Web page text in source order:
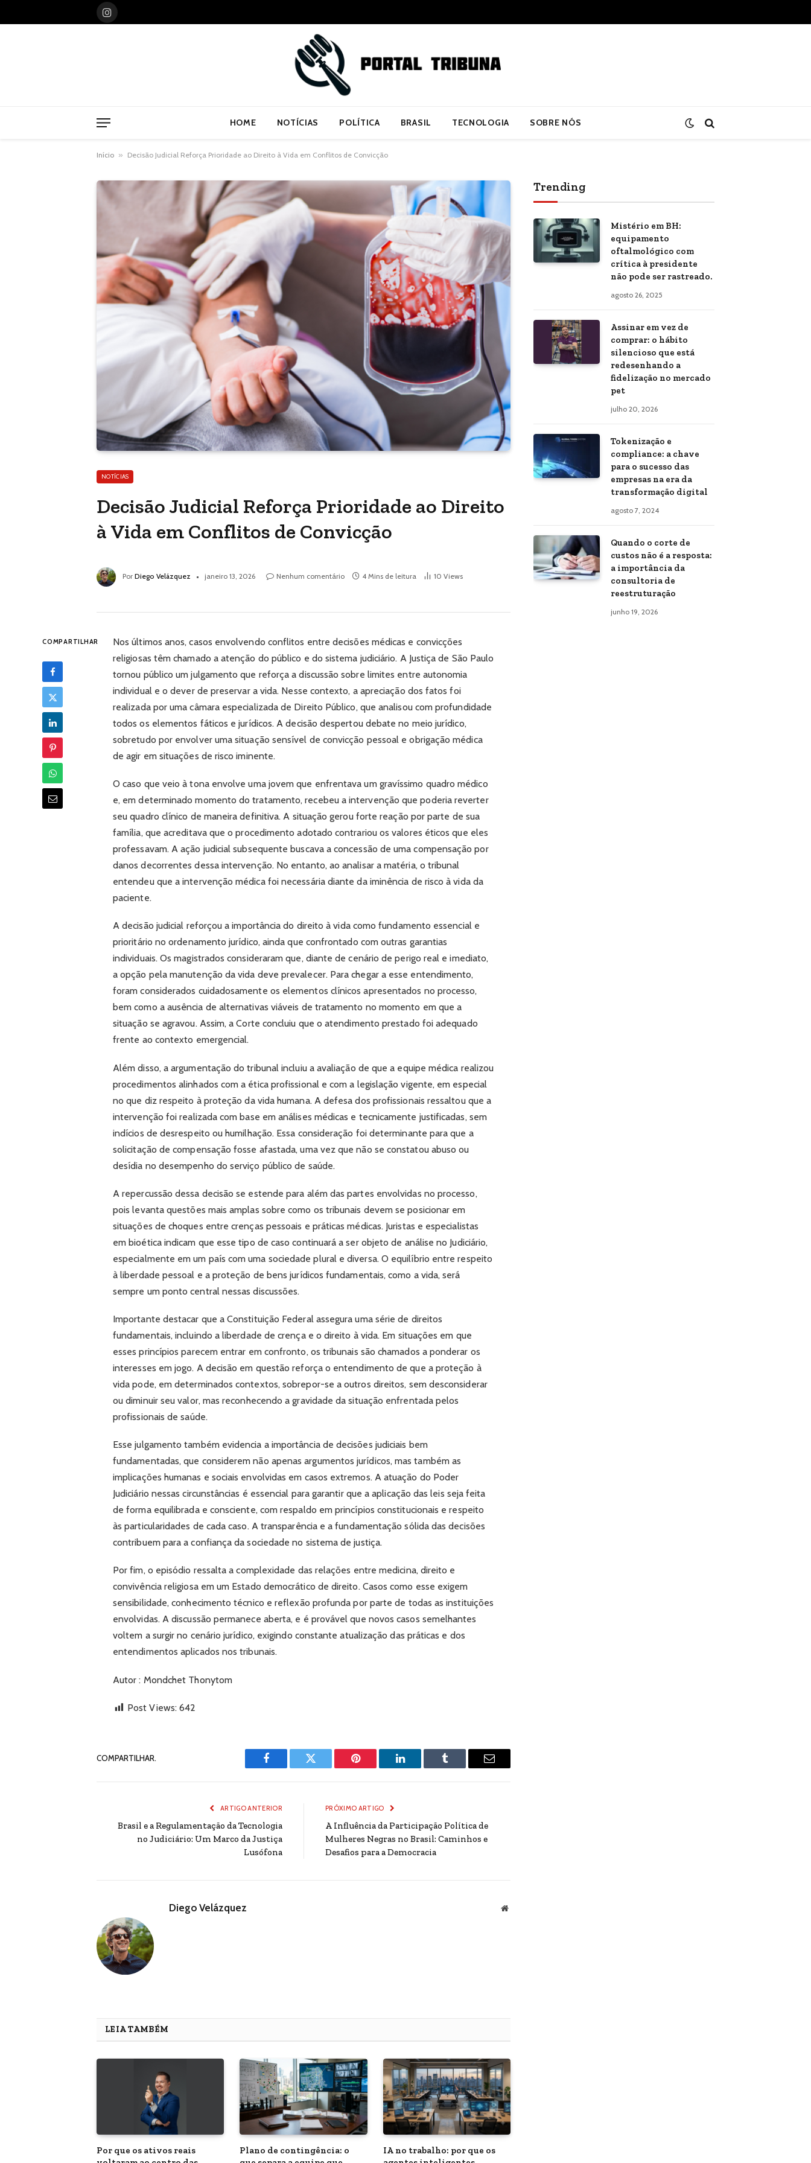
Instagram
HOME NOTÍCIAS POLÍTICA BRASIL TECNOLOGIA SOBRE NÓS
Início » Decisão Judicial Reforça Prioridade ao Direito à Vida em Conflitos de Convicção
NOTÍCIAS
Decisão Judicial Reforça Prioridade ao Direito
à Vida em Conflitos de Convicção
Por Diego Velázquez janeiro 13, 2026 Nenhum comentário 4 Mins de leitura 10 Views
COMPARTILHAR
Nos últimos anos, casos envolvendo conflitos entre decisões médicas e convicções
religiosas têm chamado a atenção do público e do sistema judiciário. A Justiça de São Paulo
tornou público um julgamento que reforça a discussão sobre limites entre autonomia
individual e o dever de preservar a vida. Nesse contexto, a apreciação dos fatos foi
realizada por uma câmara especializada de Direito Público, que analisou com profundidade
todos os elementos fáticos e jurídicos. A decisão despertou debate no meio jurídico,
sobretudo por envolver uma situação sensível de convicção pessoal e obrigação médica
de agir em situações de risco iminente.
O caso que veio à tona envolve uma jovem que enfrentava um gravíssimo quadro médico
e, em determinado momento do tratamento, recebeu a intervenção que poderia reverter
seu quadro clínico de maneira definitiva. A situação gerou forte reação por parte de sua
família, que acreditava que o procedimento adotado contrariou os valores éticos que eles
professavam. A ação judicial subsequente buscava a concessão de uma compensação por
danos decorrentes dessa intervenção. No entanto, ao analisar a matéria, o tribunal
entendeu que a intervenção médica foi necessária diante da iminência de risco à vida da
paciente.
A decisão judicial reforçou a importância do direito à vida como fundamento essencial e
prioritário no ordenamento jurídico, ainda que confrontado com outras garantias
individuais. Os magistrados consideraram que, diante de cenário de perigo real e imediato,
a opção pela manutenção da vida deve prevalecer. Para chegar a esse entendimento,
foram considerados cuidadosamente os elementos clínicos apresentados no processo,
bem como a ausência de alternativas viáveis de tratamento no momento em que a
situação se agravou. Assim, a Corte concluiu que o atendimento prestado foi adequado
frente ao contexto emergencial.
Além disso, a argumentação do tribunal incluiu a avaliação de que a equipe médica realizou
procedimentos alinhados com a ética profissional e com a legislação vigente, em especial
no que diz respeito à proteção da vida humana. A defesa dos profissionais ressaltou que a
intervenção foi realizada com base em análises médicas e tecnicamente justificadas, sem
indícios de desrespeito ou humilhação. Essa consideração foi determinante para que a
solicitação de compensação fosse afastada, uma vez que não se constatou abuso ou
desídia no desempenho do serviço público de saúde.
A repercussão dessa decisão se estende para além das partes envolvidas no processo,
pois levanta questões mais amplas sobre como os tribunais devem se posicionar em
situações de choques entre crenças pessoais e práticas médicas. Juristas e especialistas
em bioética indicam que esse tipo de caso continuará a ser objeto de análise no Judiciário,
especialmente em um país com uma sociedade plural e diversa. O equilíbrio entre respeito
à liberdade pessoal e a proteção de bens jurídicos fundamentais, como a vida, será
sempre um ponto central nessas discussões.
Importante destacar que a Constituição Federal assegura uma série de direitos
fundamentais, incluindo a liberdade de crença e o direito à vida. Em situações em que
esses princípios parecem entrar em confronto, os tribunais são chamados a ponderar os
interesses em jogo. A decisão em questão reforça o entendimento de que a proteção à
vida pode, em determinados contextos, sobrepor-se a outros direitos, sem desconsiderar
ou diminuir seu valor, mas reconhecendo a gravidade da situação enfrentada pelos
profissionais de saúde.
Esse julgamento também evidencia a importância de decisões judiciais bem
fundamentadas, que considerem não apenas argumentos jurídicos, mas também as
implicações humanas e sociais envolvidas em casos extremos. A atuação do Poder
Judiciário nessas circunstâncias é essencial para garantir que a aplicação das leis seja feita
de forma equilibrada e consciente, com respaldo em princípios constitucionais e respeito
às particularidades de cada caso. A transparência e a fundamentação sólida das decisões
contribuem para a confiança da sociedade no sistema de justiça.
Por fim, o episódio ressalta a complexidade das relações entre medicina, direito e
convivência religiosa em um Estado democrático de direito. Casos como esse exigem
sensibilidade, conhecimento técnico e reflexão profunda por parte de todas as instituições
envolvidas. A discussão permanece aberta, e é provável que novos casos semelhantes
voltem a surgir no cenário jurídico, exigindo constante atualização das práticas e dos
entendimentos aplicados nos tribunais.
Autor : Mondchet Thonytom
Post Views: 642
COMPARTILHAR.
Facebook Twitter Pinterest LinkedIn Tumblr Email
ARTIGO ANTERIOR
Brasil e a Regulamentação da Tecnologia
no Judiciário: Um Marco da Justiça
Lusófona
PRÓXIMO ARTIGO
A Influência da Participação Política de
Mulheres Negras no Brasil: Caminhos e
Desafios para a Democracia
Diego Velázquez Website
LEIA TAMBÉM
Por que os ativos reais
Plano de contingência: o
IA no trabalho: por que os
Trending
Mistério em BH:
equipamento
oftalmológico com
crítica à presidente
não pode ser rastreado.
agosto 26, 2025
Assinar em vez de
comprar: o hábito
silencioso que está
redesenhando a
fidelização no mercado
pet
julho 20, 2026
Tokenização e
compliance: a chave
para o sucesso das
empresas na era da
transformação digital
agosto 7, 2024
Quando o corte de
custos não é a resposta:
a importância da
consultoria de
reestruturação
junho 19, 2026